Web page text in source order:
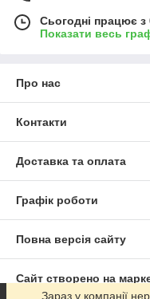
Сьогодні працює з
Показати весь
Про нас
Контакти
Доставка та оплата
Графік роботи
Повна версія сайту
Сайт створено на
Зараз у компанії